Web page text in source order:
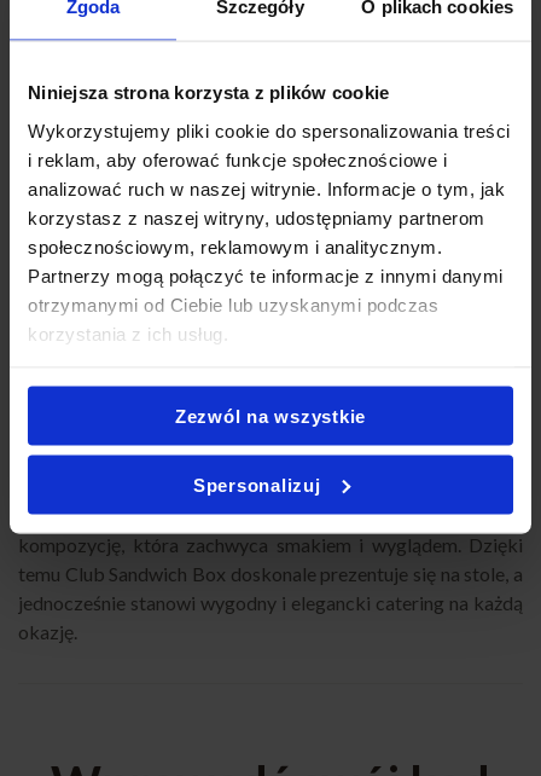
Zgoda Szczegóły O plikach cookies
Niniejsza strona korzysta z plików cookie
Wykorzystujemy pliki cookie do spersonalizowania treści
i reklam, aby oferować funkcje społecznościowe i
analizować ruch w naszej witrynie. Informacje o tym, jak
korzystasz z naszej witryny, udostępniamy partnerom
społecznościowym, reklamowym i analitycznym.
Partnerzy mogą połączyć te informacje z innymi danymi
otrzymanymi od Ciebie lub uzyskanymi podczas
korzystania z ich usług.
Zezwól na wszystkie
Spersonalizuj
okolicznościowych. Ponieważ wszystkie kanapki są gotowe
wygodna. Co więcej, niewielkie porcje pozwalają wygodnie
serwować przekąski nawet podczas wydarzeń stojących.
Zestaw doskonale sprawdzi się również jako lunch dla
zespołu lub elegancki catering na spotkania z klientami.
Jednocześnie różnorodność smaków sprawia, że zadowoli
zarówno miłośników klasycznych kanapek, jak i osób
szukających bardziej oryginalnych kompozycji.
ŚWIEŻE SKŁADNIKI I NAJWYŻSZA JAKOŚĆ
Każdy Club Sandwich przygotowujemy z najwyższej jakości
składników oraz świeżego pieczywa. Starannie dobrane
dodatki, chrupiące warzywa oraz aromatyczne sosy tworzą
kompozycję, która zachwyca smakiem i wyglądem. Dzięki
temu Club Sandwich Box doskonale prezentuje się na stole, a
jednocześnie stanowi wygodny i elegancki catering na każdą
okazję.